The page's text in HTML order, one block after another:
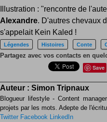
Illustration : "rencontre de
Alexandre. D'autres chevaux
s'appelait Kein Kaled !
Légendes Histoires Conte
Partagez avec vos contacts en
Save
Auteur : Simon Tripnaux
Blogueur lifestyle - Content
projets par les mots. Adepte de
Twitter Facebook LinkedIn